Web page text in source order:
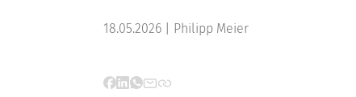
18.05.2026 | Philipp Meier